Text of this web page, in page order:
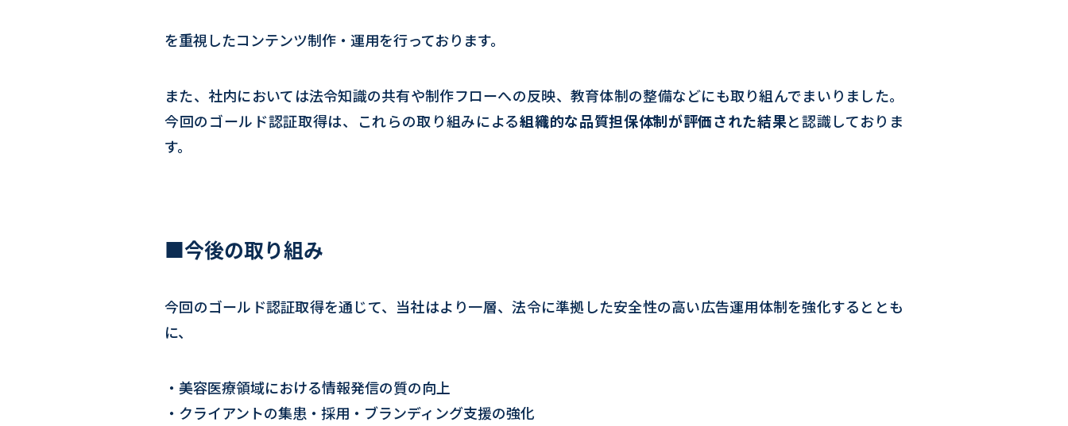
を重視したコンテンツ制作・運用を行っております。
また、社内においては法令知識の共有や制作フローへの反映、教育体制の整備などにも取り組んでまいりました。
今回のゴールド認証取得は、これらの取り組みによる組織的な品質担保体制が評価された結果と認識しておりま
す。
■今後の取り組み
今回のゴールド認証取得を通じて、当社はより一層、法令に準拠した安全性の高い広告運用体制を強化するととも
に、
・美容医療領域における情報発信の質の向上
・クライアントの集患・採用・ブランディング支援の強化